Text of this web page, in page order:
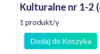
Kulturalne nr 1-2
1 produkt/y
Dodaj do Koszyka